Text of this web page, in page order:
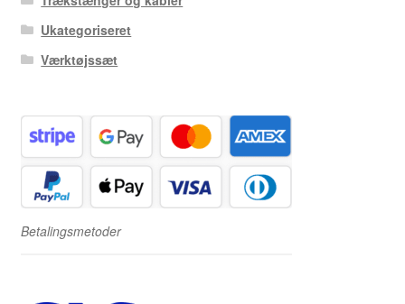
Ukategoriseret
Værktøjssæt
Betalingsmetoder